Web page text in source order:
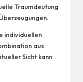
Traumdeutung
individuellen
aus
Sicht kann